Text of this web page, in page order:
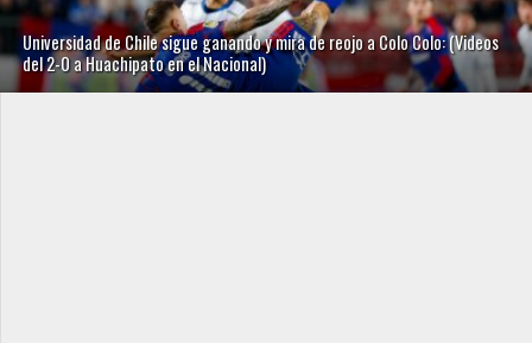
Universidad de Chile sigue ganando y mira de reojo a Colo Colo: (Videos
del 2-0 a Huachipato en el Nacional)